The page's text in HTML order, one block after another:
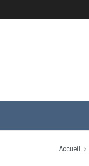
Accueil